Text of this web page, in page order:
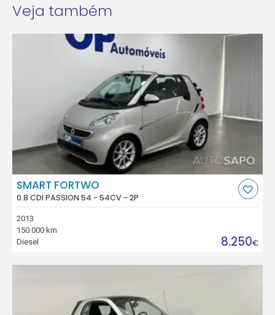
Veja também
SMART FORTWO
0.8 CDI PASSION 54 - 54CV - 2P
2013
150.000 km
Diesel
8.250€